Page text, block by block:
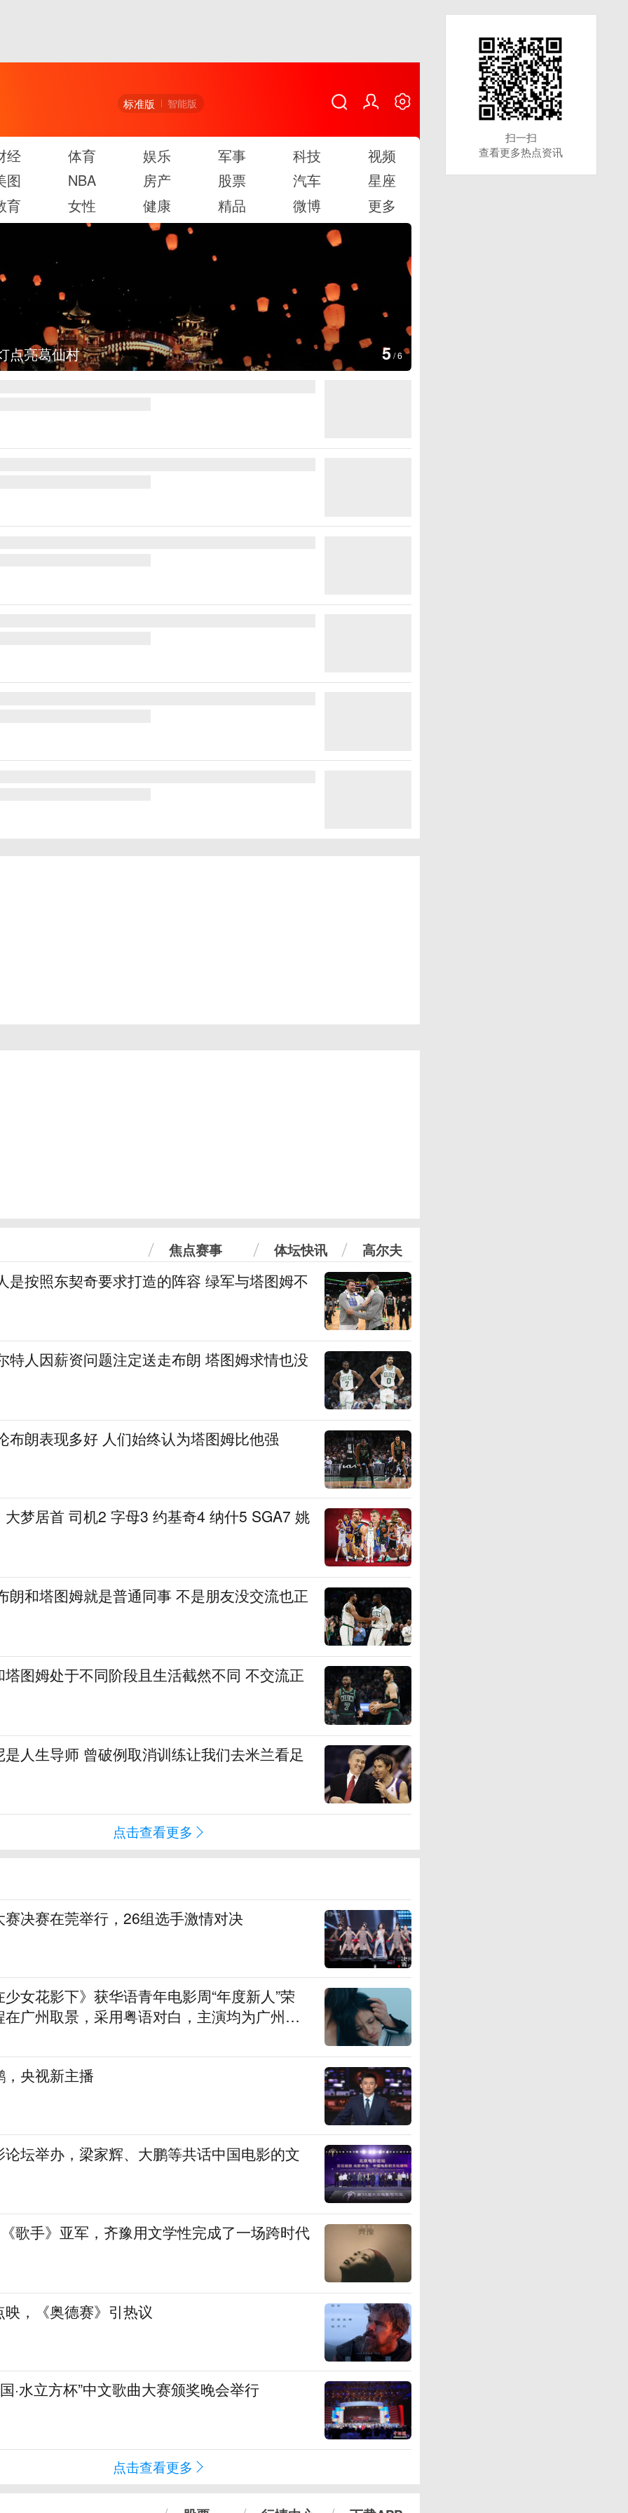
标准版 智能版
经 体育 娱乐 军事 科技
视频
图
NBA 房产 股票 汽车
星座
育
女性 健康 精品 微博 更多
图集
上海：七彩稻田画迎最佳观赏期 6/6
焦点赛事 体坛快讯 高尔夫
是按照东契奇要求打造的阵容 绿军与塔图姆不
特人因薪资问题注定送走布朗 塔图姆求情也没
布朗表现多好 人们始终认为塔图姆比他强
大梦居首 司机2 字母3 约基奇4 纳什5 SGA7 姚
朗和塔图姆就是普通同事 不是朋友没交流也正
图姆处于不同阶段且生活截然不同 不交流正
人生导师 曾破例取消训练让我们去米兰看足
点击查看更多
决赛在莞举行，26组选手激情对决
女花影下》获华语青年电影周“年度新人”荣
广州取景，采用粤语对白，主演均为广州本
央视新主播
坛举办，梁家辉、大鹏等共话中国电影的文
歌手》亚军，齐豫用文学性完成了一场跨时代
，《奥德赛》引热议
·水立方杯”中文歌曲大赛颁奖晚会举行
点击查看更多
扫一扫
查看更多热点资讯
扫一扫
查看更多热点资讯